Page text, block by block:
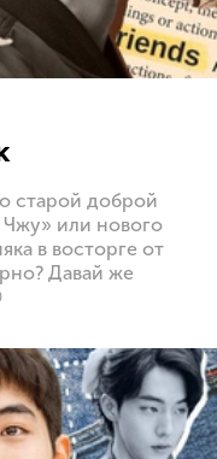
старой доброй
или нового
в восторге от
Давай же